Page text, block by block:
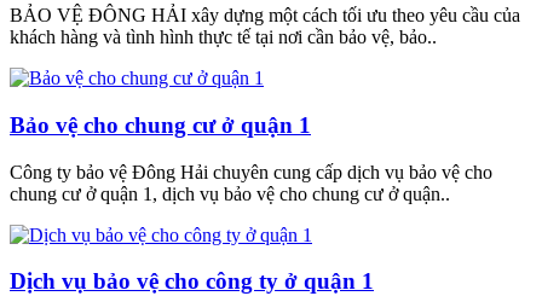
BẢO VỆ ĐÔNG HẢI xây dựng một cách tối ưu theo yêu cầu của
khách hàng và tình hình thực tế tại nơi cần bảo vệ, bảo..
Bảo vệ cho chung cư ở quận 1
Công ty bảo vệ Đông Hải chuyên cung cấp dịch vụ bảo vệ cho
chung cư ở quận 1, dịch vụ bảo vệ cho chung cư ở quận..
Dịch vụ bảo vệ cho công ty ở quận 1